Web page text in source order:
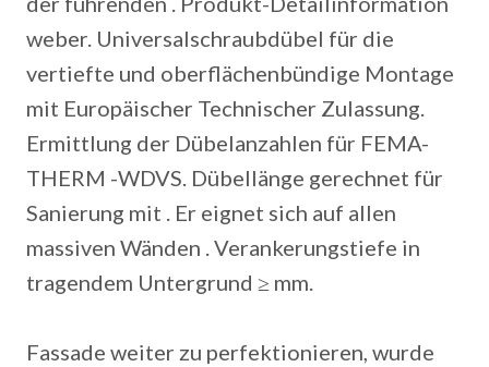
weber. Universalschraubdübel für die
vertiefte und oberflächenbündige Montage
mit Europäischer Technischer Zulassung.
Ermittlung der Dübelanzahlen für FEMA-
THERM -WDVS. Dübellänge gerechnet für
Sanierung mit . Er eignet sich auf allen
massiven Wänden . Verankerungstiefe in
tragendem Untergrund ≥ mm.
Fassade weiter zu perfektionieren, wurde